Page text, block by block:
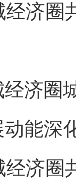
经济圈
济圈
能深
经济圈